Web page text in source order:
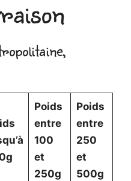
Poids
entre
100
et
250g
Poids
entre
250
et
500g